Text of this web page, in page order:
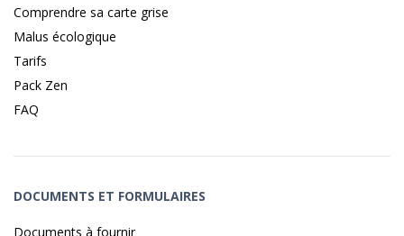
Comprendre sa carte grise
Malus écologique
Tarifs
Pack Zen
FAQ
DOCUMENTS ET FORMULAIRES
Documents à fournir